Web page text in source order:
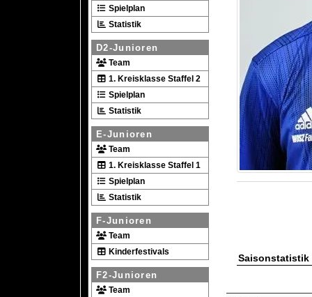
Spielplan
Statistik
D2-Junioren
Team
1. Kreisklasse Staffel 2
Spielplan
Statistik
E-Junioren
Team
1. Kreisklasse Staffel 1
Spielplan
Statistik
F-Junioren
Team
Kinderfestivals
F2-Junioren
Team
Saisonstatistik